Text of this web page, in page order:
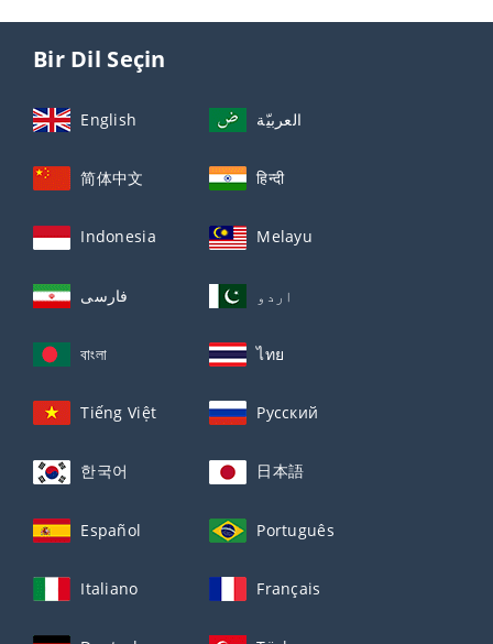
Bir Dil Seçin
English العربيّة
简体中文 हिन्दी
Indonesia Melayu
فارسی اردو
বাংলা ไทย
Tiếng Việt Русский
한국어 日本語
Español Português
Italiano Français